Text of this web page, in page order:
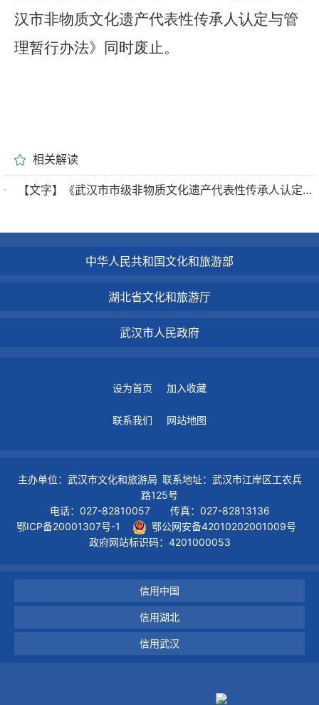
汉市非物质文化遗产代表性传承人认定与管
理暂行办法》同时废止。
相关解读
【文字】《武汉市市级非物质文化遗产代表性传承人认定与管理办法》解读
中华人民共和国文化和旅游部
湖北省文化和旅游厅
武汉市人民政府
设为首页 加入收藏
联系我们 网站地图
主办单位：武汉市文化和旅游局 联系地址：武汉市江岸区工农兵
路125号
电话：027-82810057 传真：027-82813136
鄂ICP备20001307号-1
鄂公网安备42010202001009号
政府网站标识码：4201000053
信用中国
信用湖北
信用武汉